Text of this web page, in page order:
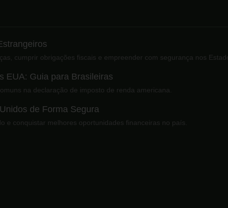
cumprir obrigações fiscais e empreender com segurança nos
EUA: Guia para Brasileiras
na declaração de imposto de renda americana.
de Forma Segura
e conquistar melhores oportunidades financeiras no país.